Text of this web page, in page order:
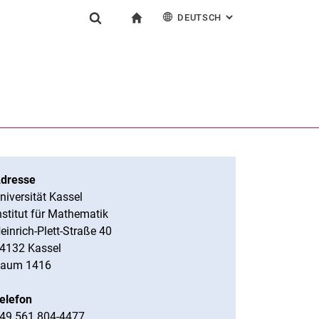
DEUTSCH : ALTERNATIVE
Kassel
für Mathematik
Plett-Straße 40
Kassel
1416